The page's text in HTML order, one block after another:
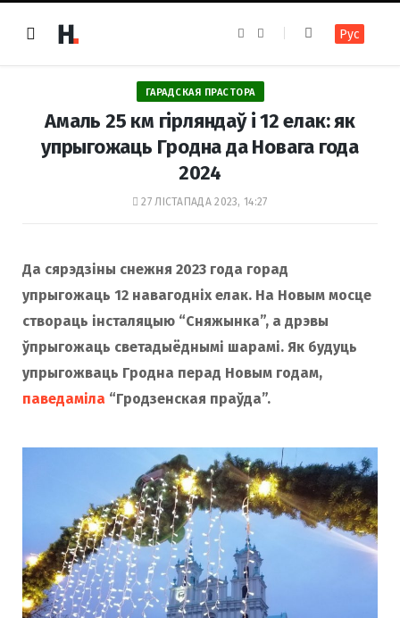
e
b
o
o
k
t
a
r
a
m
Рус
ГАРАДСКАЯ ПРАСТОРА
Амаль 25 км гірляндаў і 12 елак: як
упрыгожаць Гродна да Новага года
2024
27 ЛІСТАПАДА 2023, 14:27
Да сярэдзіны снежня 2023 года горад
упрыгожаць 12 навагодніх елак. На Новым мосце
створаць інсталяцыю “Сняжынка”, а дрэвы
ўпрыгожаць светадыёднымі шарамі. Як будуць
упрыгожваць Гродна перад Новым годам,
паведаміла “Гродзенская праўда”.